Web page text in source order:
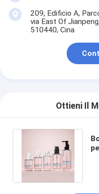
209, Edificio A,
via East Of
510440, Cina
Ottieni Il